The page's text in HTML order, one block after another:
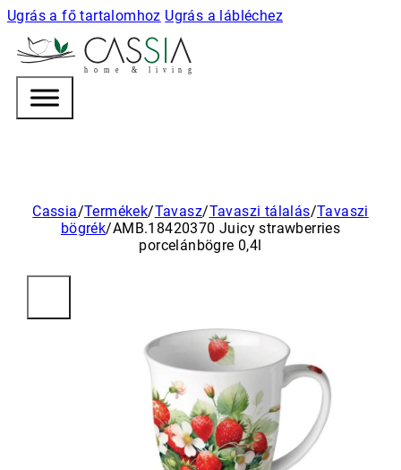
Ugrás a fő tartalomhoz Ugrás a lábléchez
h o m e & l i v i n g
Cassia/Termékek/Tavasz/Tavaszi tálalás/Tavaszi
bögrék/AMB.18420370 Juicy strawberries
porcelánbögre 0,4l